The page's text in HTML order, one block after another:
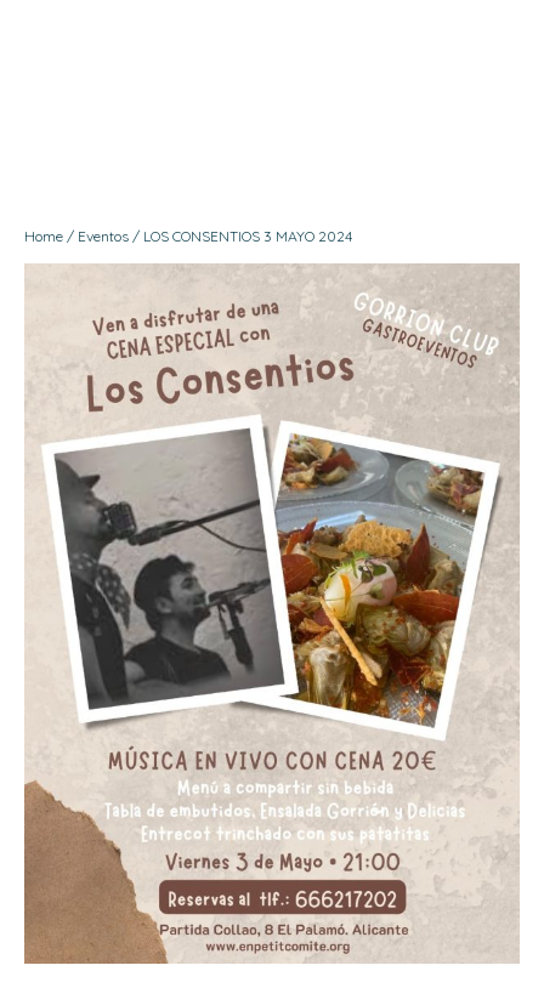
Home / Eventos / LOS CONSENTIOS 3 MAYO 2024